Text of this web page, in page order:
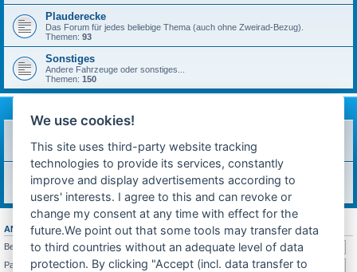
Plauderecke
Das Forum für jedes beliebige Thema (auch ohne Zweirad-Bezug).
Themen: 93
Sonstiges
Andere Fahrzeuge oder sonstiges...
Themen: 150
Neuigkeiten auf technik-ostfriese.com und in diesem Forum.
Themen:26
Feedback
Was soll sich in Zukunft ändern? Feedback würde mich sehr freuen!
Themen:7
ANMELDEN•REGISTRIEREN
Benutzername:
Passwort:
We use cookies!
This site uses third-party website tracking
technologies to provide its services, constantly
improve and display advertisements according to
users' interests. I agree to this and can revoke or
change my consent at any time with effect for the
future.We point out that some tools may transfer data
to third countries without an adequate level of data
protection. By clicking "Accept (incl. data transfer to